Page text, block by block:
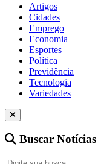
Artigos
Cidades
Emprego
Economia
Esportes
Política
Previdência
Tecnologia
Variedades
Buscar Notícias